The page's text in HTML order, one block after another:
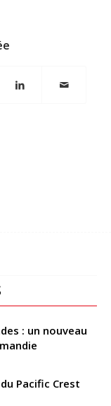
: un nouveau
Pacific Crest